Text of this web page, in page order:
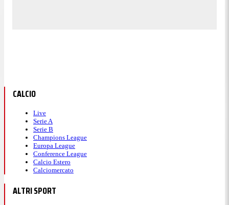
CALCIO
Live
Serie A
Serie B
Champions League
Europa League
Conference League
Calcio Estero
Calciomercato
ALTRI SPORT